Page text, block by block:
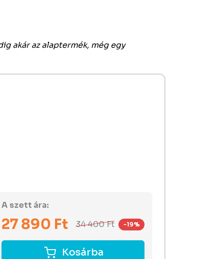
akár az alaptermék, még egy
A szett ára:
27 890 Ft 34 400Ft -19%
Kosárba